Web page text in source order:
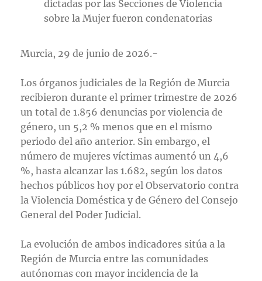
dictadas por las Secciones de Violencia
sobre la Mujer fueron condenatorias
Murcia, 29 de junio de 2026.-
Los órganos judiciales de la Región de Murcia
recibieron durante el primer trimestre de 2026
un total de 1.856 denuncias por violencia de
género, un 5,2 % menos que en el mismo
periodo del año anterior. Sin embargo, el
número de mujeres víctimas aumentó un 4,6
%, hasta alcanzar las 1.682, según los datos
hechos públicos hoy por el Observatorio contra
la Violencia Doméstica y de Género del Consejo
General del Poder Judicial.
La evolución de ambos indicadores sitúa a la
Región de Murcia entre las comunidades
autónomas con mayor incidencia de la